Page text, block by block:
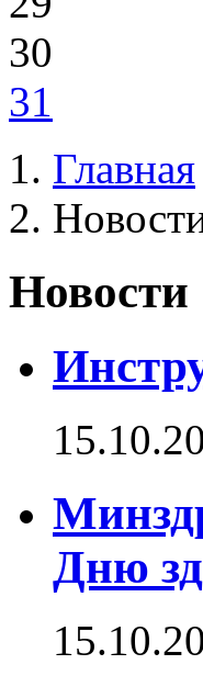
30
31
Главная
Новости
Дню